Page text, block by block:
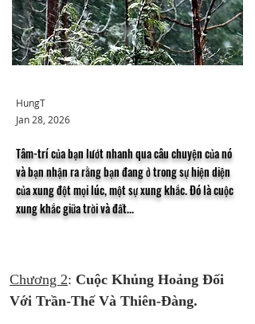
HungT
Jan 28, 2026
Tâm-trí của bạn lướt nhanh qua câu chuyện của nó
và bạn nhận ra rằng bạn đang ở trong sự hiện diện
của xung đột mọi lúc, một sự xung khắc. Đó là cuộc
xung khắc giữa trời và đất...
Chương 2: Cuộc Khủng Hoảng Đối
Với Trần-Thế Và Thiên-Đàng.